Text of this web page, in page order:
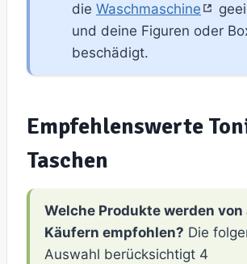
die Waschmaschine
und deine Figuren oder
beschädigt.
Empfehlenswerte
Taschen
Welche Produkte werden von
Käufern empfohlen? Die
Auswahl berücksichtigt 4